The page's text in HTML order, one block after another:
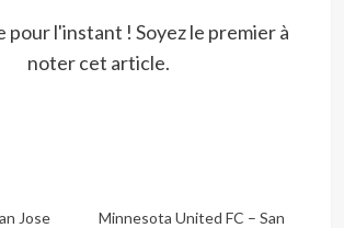
pour l'instant ! Soyez le premier à
noter cet article.
Jose
Minnesota United FC – San